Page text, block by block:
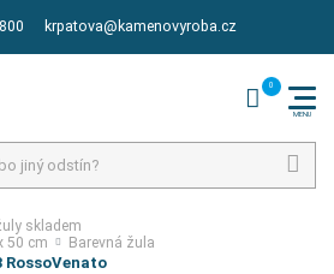
krpatova@kamenovyroba.cz
skladem
50 cm
Barevná žula
RossoVenato